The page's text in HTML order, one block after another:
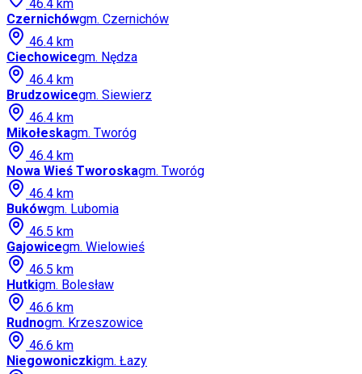
46.4 km
Czernichówgm. Czernichów
46.4 km
Ciechowicegm. Nędza
46.4 km
Brudzowicegm. Siewierz
46.4 km
Mikołeskagm. Tworóg
46.4 km
Nowa Wieś Tworoskagm. Tworóg
46.4 km
Bukówgm. Lubomia
46.5 km
Gajowicegm. Wielowieś
46.5 km
Hutkigm. Bolesław
46.6 km
Rudnogm. Krzeszowice
46.6 km
Niegowoniczkigm. Łazy